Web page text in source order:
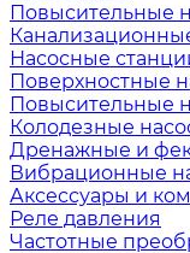
Повысительные
Насосные
Поверхностные
Повысительные
Колодезные
Дренажные и
Вибрационные
Аксессуары и
Реле давления
Частотные